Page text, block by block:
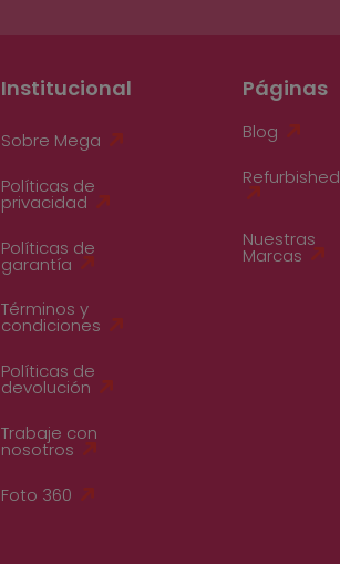
Institucional
Sobre Mega
Políticas de
privacidad
Políticas de
garantía
Términos y
condiciones
Políticas de
devolución
Trabaje con
nosotros
Foto 360
Páginas
Blog
Refurbished
Nuestras
Marcas